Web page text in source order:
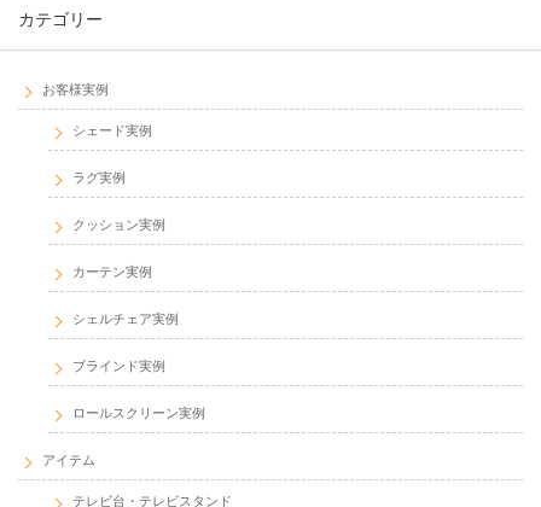
カテゴリー
お客様実例
シェード実例
ラグ実例
クッション実例
カーテン実例
シェルチェア実例
ブラインド実例
ロールスクリーン実例
アイテム
テレビ台・テレビスタンド